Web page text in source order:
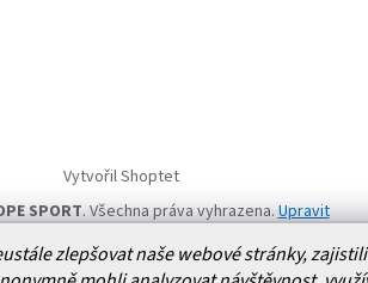
zlepšovat naše webové stránky,
Vytvořil Shoptet
SPORT. Všechna práva vyhrazena.Upravit